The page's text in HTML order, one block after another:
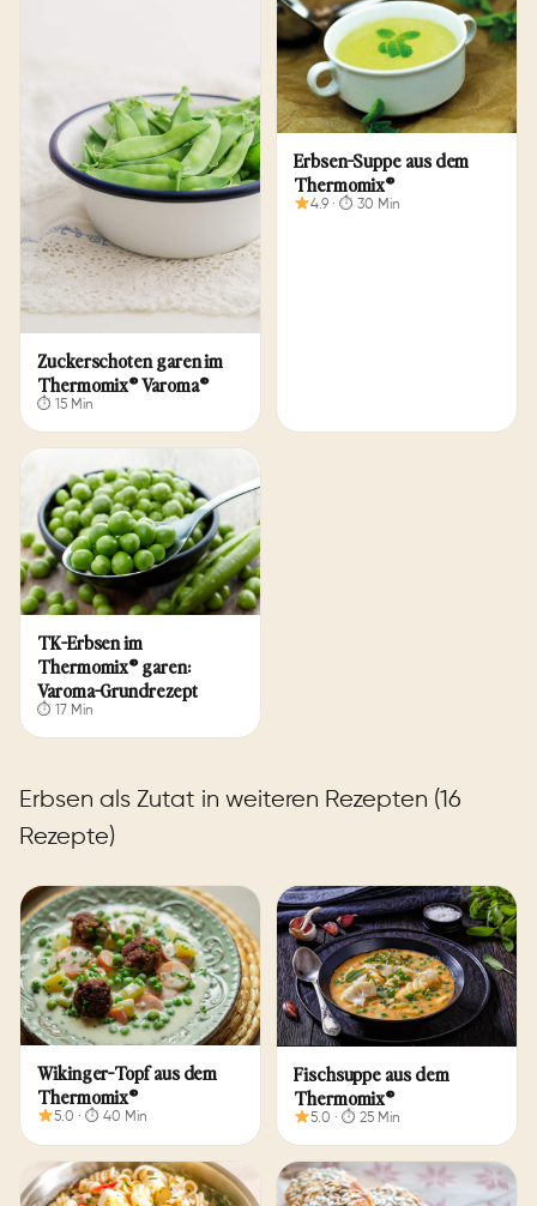
Zu­cker­scho­ten ga­ren im
Thermomix® Varoma®
⏱ 15 Min
Erbsen-Suppe aus dem
Thermomix®
4.9 · ⏱ 30 Min
TK-Erbsen im
Thermomix® garen:
Varoma-Grundrezept
⏱ 17 Min
Erbsen als Zutat in weiteren Rezepten (16
Rezepte)
Wikinger-Topf aus dem
Thermomix®
5.0 · ⏱ 40 Min
Fischsuppe aus dem
Thermomix®
5.0 · ⏱ 25 Min